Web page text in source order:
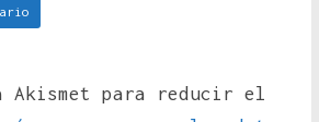
para reducir el